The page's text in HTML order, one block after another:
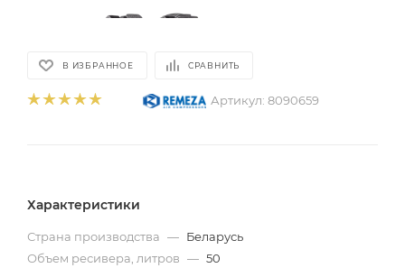
В ИЗБРАННОЕ СРАВНИТЬ
Артикул: 8090659
Характеристики
Страна производства — Беларусь
Объем ресивера, литров — 50